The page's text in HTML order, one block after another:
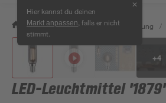
Hier kannst du deinen
Markt anpassen , falls er nicht
stimmt.
✕
/ Wohnen & Haushalt / Beleuchtung /
+4
LED-Leuchtmittel '1879'